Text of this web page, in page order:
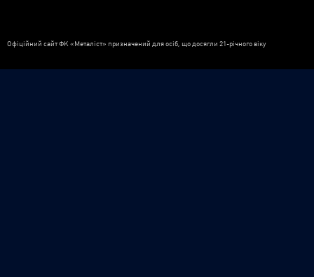
Офіційний сайт ФК «Металіст» призначений для осіб, що досягли 21-річного віку